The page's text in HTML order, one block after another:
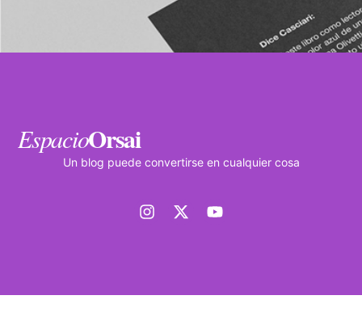
EspacioOrsai
Un blog puede convertirse en cualquier cosa